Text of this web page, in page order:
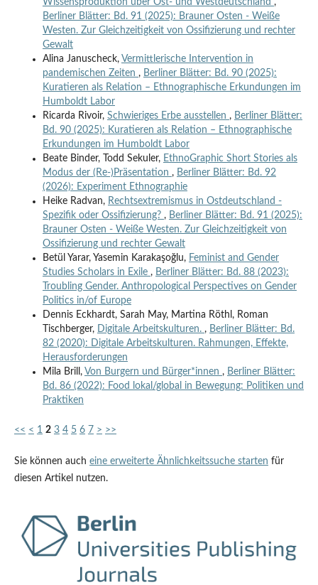
Wissensproduktion über Ost- und Westdeutschland ,
Berliner Blätter: Bd. 91 (2025): Brauner Osten - Weiße
Westen. Zur Gleichzeitigkeit von Ossifizierung und rechter
Gewalt
Alina Januscheck, Vermittlerische Intervention in
pandemischen Zeiten , Berliner Blätter: Bd. 90 (2025):
Kuratieren als Relation – Ethnographische Erkundungen im
Humboldt Labor
Ricarda Rivoir, Schwieriges Erbe ausstellen , Berliner Blätter:
Bd. 90 (2025): Kuratieren als Relation – Ethnographische
Erkundungen im Humboldt Labor
Beate Binder, Todd Sekuler, EthnoGraphic Short Stories als
Modus der (Re-)Präsentation , Berliner Blätter: Bd. 92
(2026): Experiment Ethnographie
Heike Radvan, Rechtsextremismus in Ostdeutschland -
Spezifik oder Ossifizierung? , Berliner Blätter: Bd. 91 (2025):
Brauner Osten - Weiße Westen. Zur Gleichzeitigkeit von
Ossifizierung und rechter Gewalt
Betül Yarar, Yasemin Karakaşoğlu, Feminist and Gender
Studies Scholars in Exile , Berliner Blätter: Bd. 88 (2023):
Troubling Gender. Anthropological Perspectives on Gender
Politics in/of Europe
Dennis Eckhardt, Sarah May, Martina Röthl, Roman
Tischberger, Digitale Arbeitskulturen. , Berliner Blätter: Bd.
82 (2020): Digitale Arbeitskulturen. Rahmungen, Effekte,
Herausforderungen
Mila Brill, Von Burgern und Bürger*innen , Berliner Blätter:
Bd. 86 (2022): Food lokal/global in Bewegung: Politiken und
Praktiken
<< < 1 2 3 4 5 6 7 > >>
Sie können auch eine erweiterte Ähnlichkeitssuche starten für
diesen Artikel nutzen.